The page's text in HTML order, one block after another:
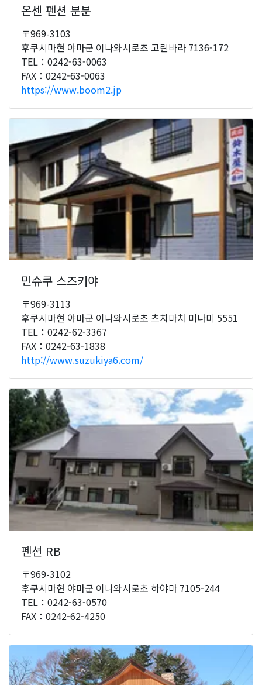
온센 펜션 분분
〒969-3103
후쿠시마현 야마군 이나와시로초 고린바라 7136-172
TEL：0242-63-0063
FAX：0242-63-0063
https://www.boom2.jp
민슈쿠 스즈키야
〒969-3113
후쿠시마현 야마군 이나와시로초 츠치마치 미나미 5551
TEL：0242-62-3367
FAX：0242-63-1838
http://www.suzukiya6.com/
펜션 RB
〒969-3102
후쿠시마현 야마군 이나와시로초 하야마 7105-244
TEL：0242-63-0570
FAX：0242-62-4250